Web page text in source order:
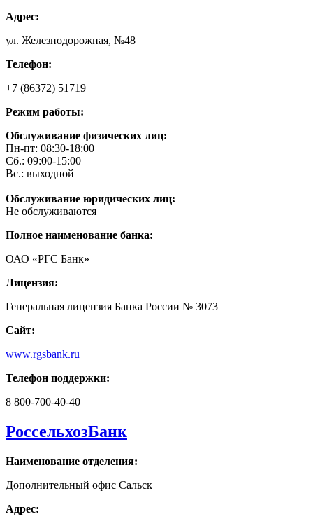
Адрес:
ул. Железнодорожная, №48
Телефон:
+7 (86372) 51719
Режим работы:
Обслуживание физических лиц:
Пн-пт: 08:30-18:00
Сб.: 09:00-15:00
Вс.: выходной
Обслуживание юридических лиц:
Не обслуживаются
Полное наименование банка:
ОАО «РГС Банк»
Лицензия:
Генеральная лицензия Банка России № 3073
Сайт:
www.rgsbank.ru
Телефон поддержки:
8 800-700-40-40
РоссельхозБанк
Наименование отделения:
Дополнительный офис Сальск
Адрес: